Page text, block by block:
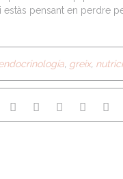
estàs pensant en perdre
greix,